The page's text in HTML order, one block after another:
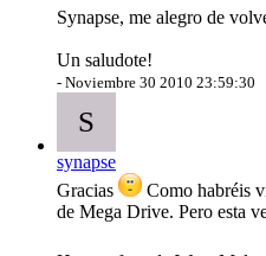
Synapse, me alegro de
Un saludote!
- Noviembre 30 2010 23:59:30
S
synapse
Gracias
Como habréis
de Mega Drive. Pero esta